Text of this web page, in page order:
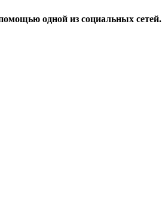
одной из социальных сетей.